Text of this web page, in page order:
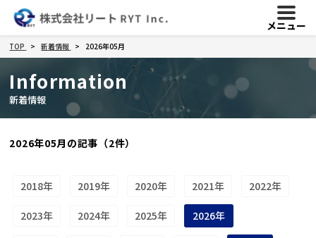
メニュー
TOP 新着情報 2026年05月
Information
新着情報
2026年05月の記事（2件）
2018年 2019年 2020年 2021年 2022年
2023年 2024年 2025年 2026年